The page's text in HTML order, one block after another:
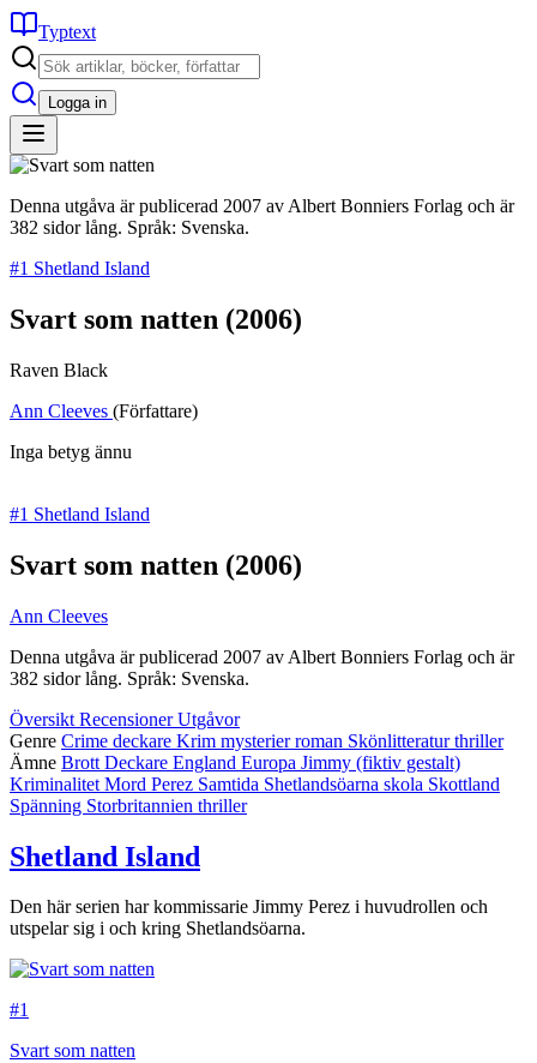
Typtext
Logga in
Denna utgåva är publicerad 2007 av Albert Bonniers Forlag och är
382 sidor lång. Språk: Svenska.
#1 Shetland Island
Svart som natten (2006)
Raven Black
Ann Cleeves (Författare)
Inga betyg ännu
#1 Shetland Island
Svart som natten (2006)
Ann Cleeves
Denna utgåva är publicerad 2007 av Albert Bonniers Forlag och är
382 sidor lång. Språk: Svenska.
Översikt RecensionerUtgåvor
Genre Crime deckare Krim mysterierroman Skönlitteraturthriller
Ämne Brott Deckare England Europa Jimmy (fiktiv gestalt)
Kriminalitet Mord Perez Samtida Shetlandsöarna skola Skottland
Spänning Storbritannien thriller
Shetland Island
Den här serien har kommissarie Jimmy Perez i huvudrollen och
utspelar sig i och kring Shetlandsöarna.
#1
Svart som natten